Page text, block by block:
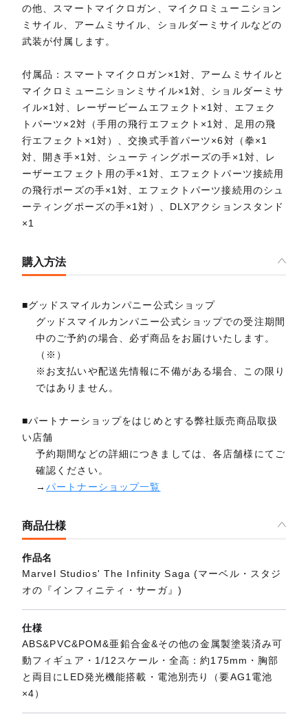
の他、スマートマイクロガン、マイクロミューニション
ミサイル、アームミサイル、ショルダーミサイルなどの
武装が付属します。
付属品：スマートマイクロガン×1対、アームミサイルと
マイクロミューニションミサイル×1対、ショルダーミサ
イル×1対、レーザービームエフェクト×1対、エフェク
トパーツ×2対（手用の飛行エフェクト×1対、足用の飛
行エフェクト×1対）、交換式手首パーツ×6対（拳×1
対、開き手×1対、シューティングポーズの手×1対、レ
ーザーエフェクト用の手×1対、エフェクトパーツ接続用
の飛行ポーズの手×1対、エフェクトパーツ接続用のシュ
ーティングポーズの手×1対）、DLXアクションスタンド
×1
購入方法
■グッドスマイルカンパニー公式ショップ
グッドスマイルカンパニー公式ショップでの受注期間
中のご予約の場合、必ず商品をお届けいたします。
（※）
※お支払いや配送先情報に不備がある場合、この限り
ではありません。
■パートナーショップをはじめとする弊社販売商品取扱
い店舗
予約期間などの詳細につきましては、各店舗様にてご
確認ください。
→パートナーショップ一覧
商品仕様
作品名
Marvel Studios' The Infinity Saga (マーベル・スタジ
オの『インフィニティ・サーガ』)
仕様
ABS&PVC&POM&亜鉛合金&その他の金属製塗装済み可
動フィギュア・1/12スケール・全高：約175mm・胸部
と両目にLED発光機能搭載・電池別売り（要AG1電池
×4）